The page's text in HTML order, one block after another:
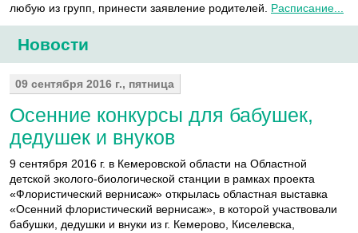
любую из групп, принести заявление родителей. Расписание...
Новости
09 сентября 2016 г., пятница
Осенние конкурсы для бабушек,
дедушек и внуков
9 сентября 2016 г. в Кемеровской области на Областной
детской эколого-биологической станции в рамках проекта
«Флористический вернисаж» открылась областная выставка
«Осенний флористический вернисаж», в которой участвовали
бабушки, дедушки и внуки из г. Кемерово, Киселевска,